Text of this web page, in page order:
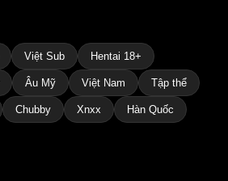
Việt Sub Hentai 18+
Âu Mỹ Việt Nam Tập thể
Chubby Xnxx Hàn Quốc